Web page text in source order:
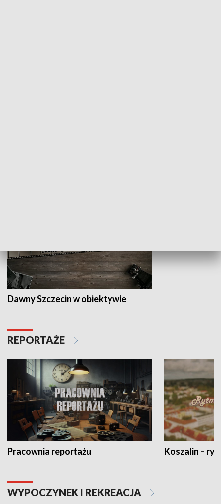
Dawny Szczecin w obiektywie
REPORTAŻE
Pracownia reportażu Koszalin –
WYPOCZYNEK I REKREACJA